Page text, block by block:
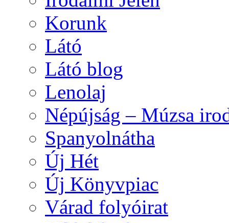
Korunk
Látó
Látó blog
Lenolaj
Népújság – Múzsa
Spanyolnátha
Új Hét
Új Könyvpiac
Várad folyóirat